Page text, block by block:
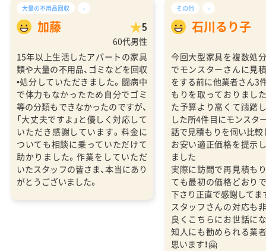
大量の不用品回収 -
加藤 5
60代男性
15年以上生活したアパートの家具
類や大量の不用品、ゴミなどを回収
•処分していただきました。闘病中
で体力もなかったため自分でゴミ
等の分類もできなかったのですが、
「大丈夫ですよ」と優しく対応して
いただき感謝しています。料金に
ついても相談に乗っていただけて
助かりました。作業をしていただ
いたスタッフの皆さま、本当にあり
がとうございました。
その他 -
石川るり子
今回大型家具を複数処
でモンスターさんに見
をする前に他業者さん3
もりを取っておりまし
た予算より高くて躊躇
した所4件目にモンスタ
話で見積もりを伺い比
お安い適正価格を提示
ました
実際に訪問で再見積も
ても最初の価格どおり
下さり正直で感謝してま
スタッフさんの対応も
良くこちらにお世話に
知人にも勧められる業
思います！🤗